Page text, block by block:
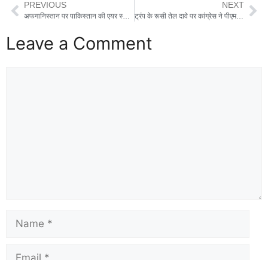
PREVIOUS
अफगानिस्तान पर पाकिस्तान की एयर स्ट्राइक, तीन क्रिकेटर्स समेत 10 लोगों की मौत, कई घायल
NEXT
ट्रंप के रूसी तेल दावे पर कांग्रेस ने पीएम मोदी पर साधा निशाना, कहा बन जाते हैं “मौनी बाबा”
Leave a Comment